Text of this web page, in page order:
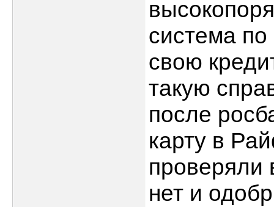
система по
свою
такую
после
карту в
проверяли
нет и